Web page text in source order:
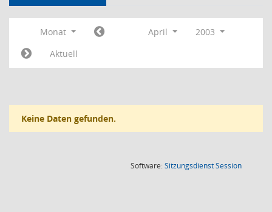
Monat April
2003
Aktuell
Keine Daten gefunden.
Software:SitzungsdienstSession(Wird in